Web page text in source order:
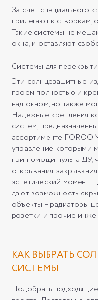
За счет специального
прилегают к створкам,
Такие системы не
окна, и оставляют
Системы для
Эти солнцезащитные
проем полностью и
над окном, но также
Надежные крепления
систем,
ассортименте
управление которыми
при помощи пульта ДУ,
открывания-
эстетический момент
дают возможность
объекты – радиаторы
розетки и прочие
КАК ВЫБРАТЬ
СИСТЕМЫ
Подобрать